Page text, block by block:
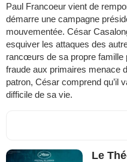
Paul Francoeur vient de
démarre une campagne
mouvementée. César
esquiver les attaques des
rancœurs de sa propre famille
fraude aux primaires menace
patron, César comprend qu’il
difficile de sa vie.
Le